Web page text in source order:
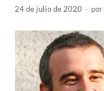
24 de julio de 2020 - por